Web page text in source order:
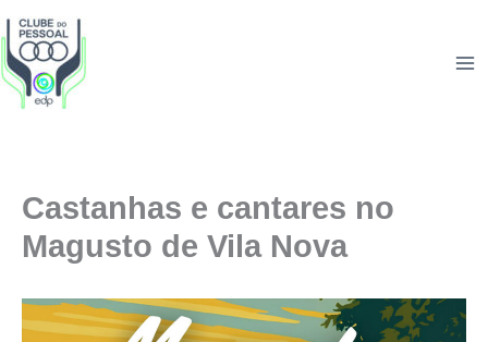
to
content
Castanhas e cantares no
Magusto de Vila Nova